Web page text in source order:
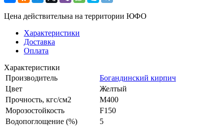
Цена действительна на территории ЮФО
Характеристики
Доставка
Оплата
Характеристики
Производитель
Богандинский кирпич
Цвет
Желтый
Прочность, кгс/см2
М400
Морозостойкость
F150
Водопоглощение (%)
5